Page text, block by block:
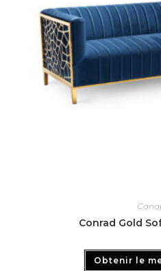
Conrad Gold
Obtenir le